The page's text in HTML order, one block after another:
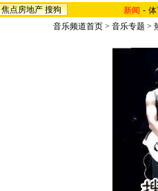
焦点房地产 搜狗 新闻 -
音乐频道首页 > 音乐专题 >